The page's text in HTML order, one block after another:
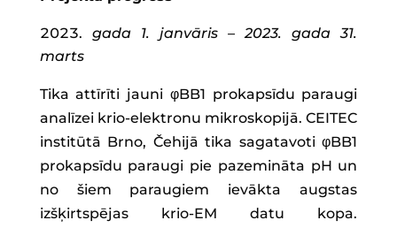
gada 1. janvāris – 2023. gada 31.
marts
Tika attīrīti jauni φBB1 prokapsīdu paraugi
analīzei krio-elektronu mikroskopijā. CEITEC
institūtā Brno, Čehijā tika sagatavoti φBB1
prokapsīdu paraugi pie pazemināta pH un
no šiem paraugiem ievākta augstas
izšķirtspējas krio-EM datu kopa.